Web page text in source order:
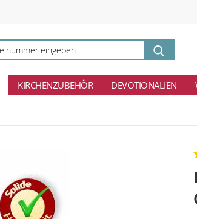
KIRCHENZUBEHÖR DEVOTIONALIEN